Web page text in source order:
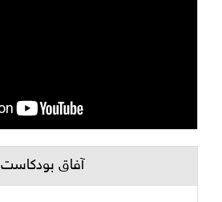
آفاق بودكاست